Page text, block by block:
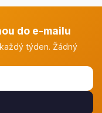
do e-mailu
týden. Žádný